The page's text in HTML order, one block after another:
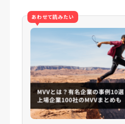
あわせて読みたい